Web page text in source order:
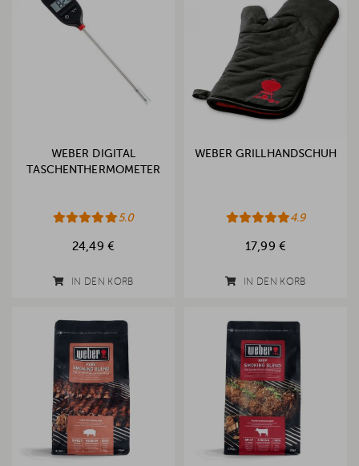
WEBER DIGITAL
TASCHENTHERMOMETER
5.0
24,49 €
IN DEN KORB
WEBER GRILLHANDSCHUH
4.9
17,99 €
IN DEN KORB